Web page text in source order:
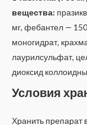
вещества:
мг, фебантел —
моногидрат,
лаурилсульфат,
диоксид
Условия
Хранить препарат